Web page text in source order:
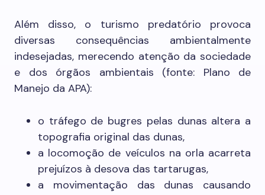
Além disso, o turismo predatório provoca
diversas consequências ambientalmente
indesejadas, merecendo atenção da sociedade
e dos órgãos ambientais (fonte: Plano de
Manejo da APA):
o tráfego de bugres pelas dunas altera a
topografia original das dunas,
a locomoção de veículos na orla acarreta
prejuízos à desova das tartarugas,
a movimentação das dunas causando